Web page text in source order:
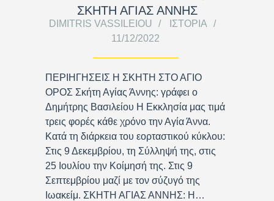
ΣΚΗΤΗ ΑΓΙΑΣ ΑΝΝΗΣ
DIMITRIS VASSILEIOU
ΙΣΤΟΡΊΑ
11/12/2022
ΠΕΡΙΗΓΗΣΕΙΣ Η ΣΚΗΤΗ ΣΤΟ ΑΓΙΟ
ΟΡΟΣ Σκήτη Αγίας Άννης: γράφει ο
Δημήτρης Βασιλείου Η Εκκλησία μας τιμά
τρεις φορές κάθε χρόνο την Αγία Άννα.
Κατά τη διάρκεια του εορταστικού κύκλου:
Στις 9 Δεκεμβρίου, τη Σύλληψή της, στις
25 Ιουλίου την Κοίμησή της. Στις 9
Σεπτεμβρίου μαζί με τον σύζυγό της
Ιωακείμ. ΣΚΗΤΗ ΑΓΙΑΣ ΑΝΝΗΣ: Η…